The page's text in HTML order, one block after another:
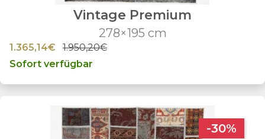
Vintage Premium
278×195 cm
1.365,14€
1.950,20€
Sofort verfügbar
-30%